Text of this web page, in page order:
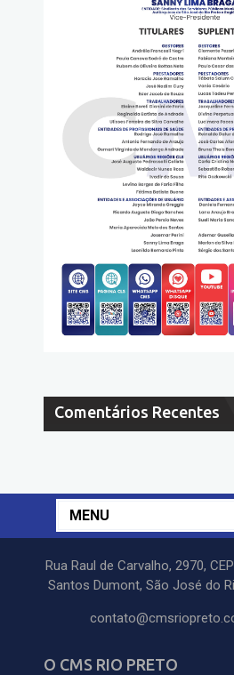
Comentários Recentes
MENU
Rua Raul de Carvalho, 2970,
Santos Dumont, São José do
O CMS RIO PRETO